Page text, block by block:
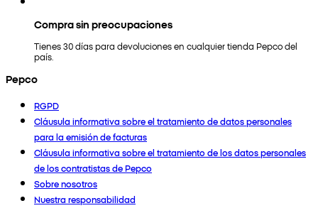
Compra sin preocupaciones
Tienes 30 días para devoluciones en cualquier tienda Pepco del
país.
Pepco
RGPD
Cláusula informativa sobre el tratamiento de datos personales
para la emisión de facturas
Cláusula informativa sobre el tratamiento de los datos personales
de los contratistas de Pepco
Sobre nosotros
Nuestra responsabilidad